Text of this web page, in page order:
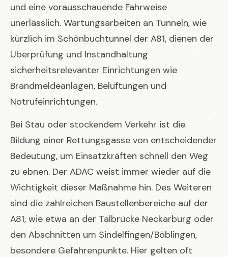
und eine vorausschauende Fahrweise
unerlässlich. Wartungsarbeiten an Tunneln, wie
kürzlich im Schönbuchtunnel der A81, dienen der
Überprüfung und Instandhaltung
sicherheitsrelevanter Einrichtungen wie
Brandmeldeanlagen, Belüftungen und
Notrufeinrichtungen.
Bei Stau oder stockendem Verkehr ist die
Bildung einer Rettungsgasse von entscheidender
Bedeutung, um Einsatzkräften schnell den Weg
zu ebnen. Der ADAC weist immer wieder auf die
Wichtigkeit dieser Maßnahme hin. Des Weiteren
sind die zahlreichen Baustellenbereiche auf der
A81, wie etwa an der Talbrücke Neckarburg oder
den Abschnitten um Sindelfingen/Böblingen,
besondere Gefahrenpunkte. Hier gelten oft